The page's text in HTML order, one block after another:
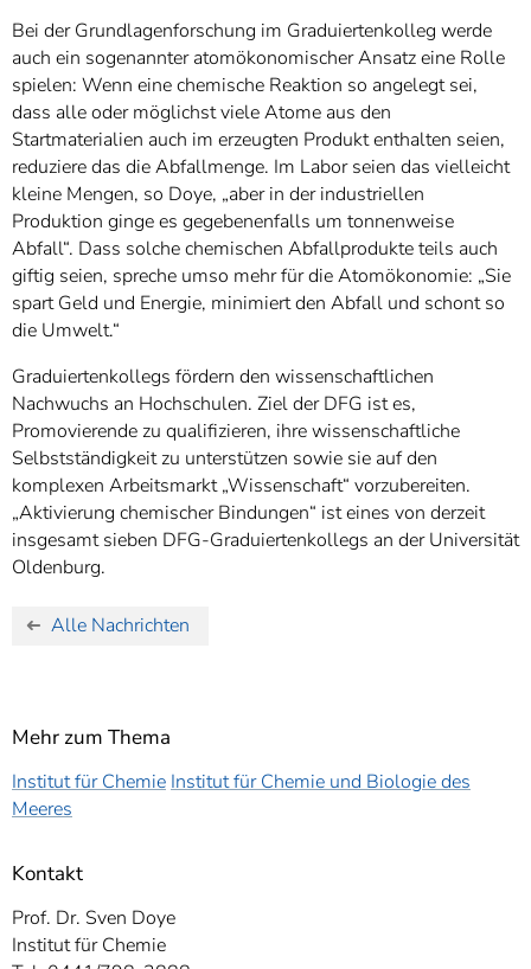
Bei der Grundlagenforschung im Graduiertenkolleg werde
auch ein sogenannter atomökonomischer Ansatz eine Rolle
spielen: Wenn eine chemische Reaktion so angelegt sei,
dass alle oder möglichst viele Atome aus den
Startmaterialien auch im erzeugten Produkt enthalten seien,
reduziere das die Abfallmenge. Im Labor seien das vielleicht
kleine Mengen, so Doye, „aber in der industriellen
Produktion ginge es gegebenenfalls um tonnenweise
Abfall“. Dass solche chemischen Abfallprodukte teils auch
giftig seien, spreche umso mehr für die Atomökonomie: „Sie
spart Geld und Energie, minimiert den Abfall und schont so
die Umwelt.“
Graduiertenkollegs fördern den wissenschaftlichen
Nachwuchs an Hochschulen. Ziel der DFG ist es,
Promovierende zu qualifizieren, ihre wissenschaftliche
Selbstständigkeit zu unterstützen sowie sie auf den
komplexen Arbeitsmarkt „Wissenschaft“ vorzubereiten.
„Aktivierung chemischer Bindungen“ ist eines von derzeit
insgesamt sieben DFG-Graduiertenkollegs an der Universität
Oldenburg.
Alle Nachrichten
Mehr zum Thema
Institut für Chemie Institut für Chemie und Biologie des
Meeres
Kontakt
Prof. Dr. Sven Doye
Institut für Chemie